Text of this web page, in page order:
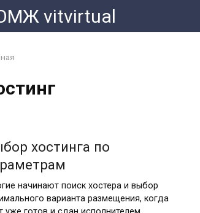
vitvirtual
хостинга по
начинают поиск хостера и выбор
варианта размещения, когда